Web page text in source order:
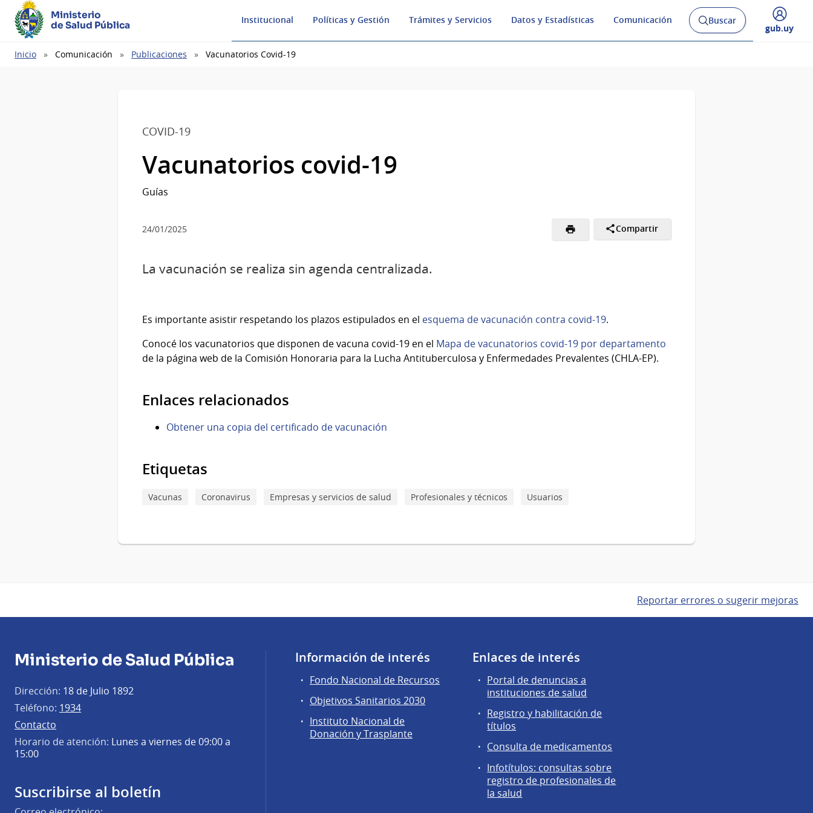
Ministerio
de Salud Pública
Institucional Políticas y Gestión Trámites y Servicios Datos y Estadísticas Comunicación
Abrir
buscador
Buscar
Desplegar
gub.uy
Ruta
Inicio Comunicación Publicaciones Vacunatorios Covid-19
COVID-19
Vacunatorios covid-19
Guías
24/01/2025 Compartir
La vacunación se realiza sin agenda centralizada.
Es importante asistir respetando los plazos estipulados en el esquema de vacunación contra covid-19.
Conocé los vacunatorios que disponen de vacuna covid-19 en el Mapa de vacunatorios covid-19 por departamento
de la página web de la Comisión Honoraria para la Lucha Antituberculosa y Enfermedades Prevalentes (CHLA-EP).
Enlaces relacionados
Obtener una copia del certificado de vacunación
Etiquetas
Vacunas Coronavirus Empresas y servicios de salud Profesionales y técnicos Usuarios
Reportar errores o sugerir mejoras
Ministerio de Salud Pública
Dirección: 18 de Julio 1892
Teléfono: 1934
Contacto
Horario de atención: Lunes a viernes de 09:00 a
15:00
Suscribirse al boletín
Información de interés
Fondo Nacional de Recursos
Objetivos Sanitarios 2030
Instituto Nacional de
Donación y Trasplante
Enlaces de interés
Portal de denuncias a
instituciones de salud
Registro y habilitación de
títulos
Consulta de medicamentos
Infotítulos: consultas sobre
registro de profesionales de
la salud